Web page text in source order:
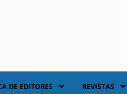
DE EDITORES REVISTAS